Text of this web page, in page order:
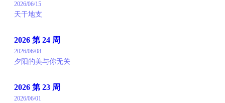
2026/06/15
天干地支
2026 第 24 周
2026/06/08
夕阳的美与你无关
2026 第 23 周
2026/06/01